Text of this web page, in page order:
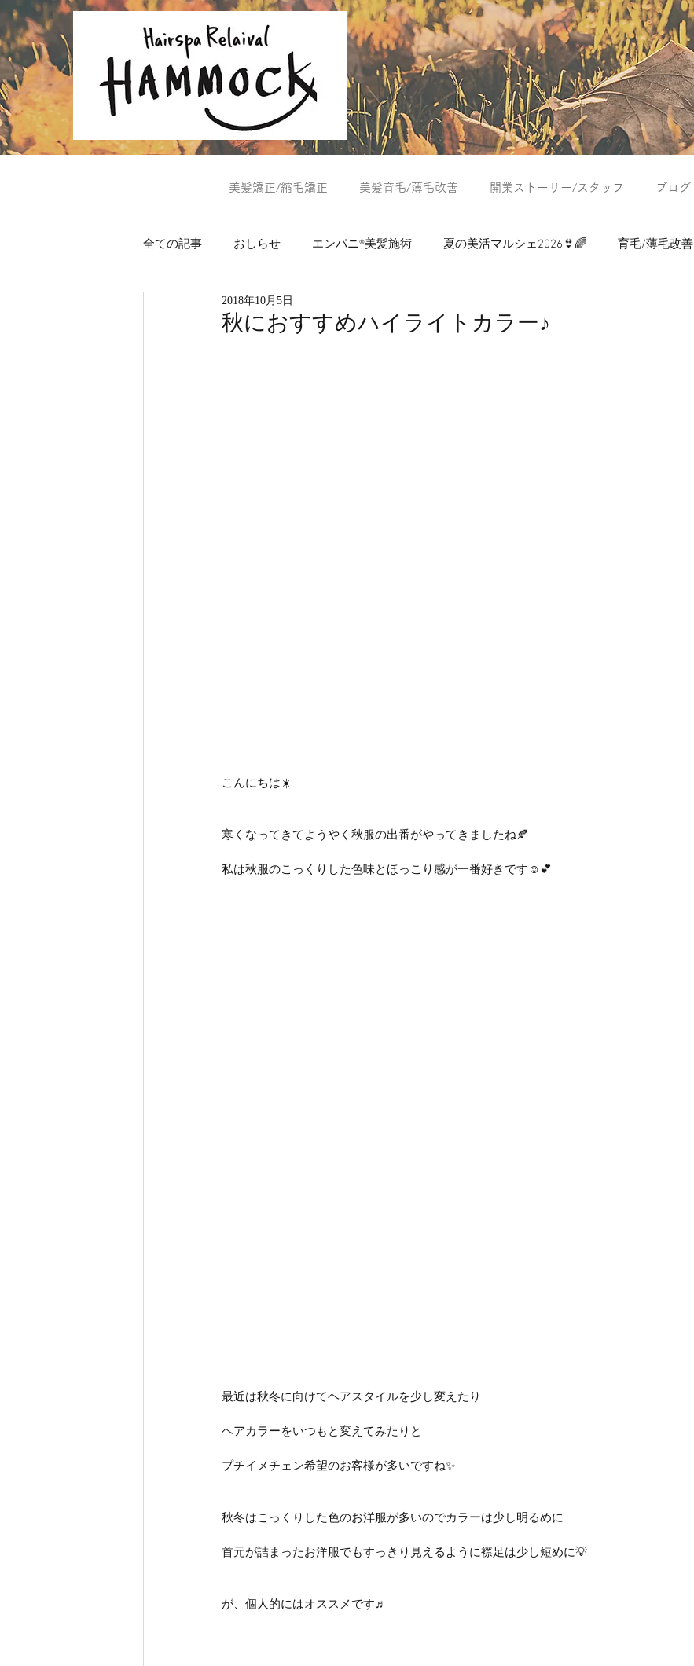
美髪矯正/縮毛矯正 美髪育毛/薄毛改善 開業ストーリー/スタッフ ブログ
全ての記事 おしらせ エンパニ®美髪施術 夏の美活マルシェ2026👙🌈 育毛/薄毛改善
ヘッドスパ 美肌通信
秋におすすめハイライトカラー♪
2018年10月5日
こんにちは☀️
寒くなってきてようやく秋服の出番がやってきましたね🍂
私は秋服のこっくりした色味とほっこり感が一番好きです☺️💕
最近は秋冬に向けてヘアスタイルを少し変えたり
ヘアカラーをいつもと変えてみたりと
プチイメチェン希望のお客様が多いですね✨
秋冬はこっくりした色のお洋服が多いのでカラーは少し明るめに
首元が詰まったお洋服でもすっきり見えるように襟足は少し短めに💡
が、個人的にはオススメです♬